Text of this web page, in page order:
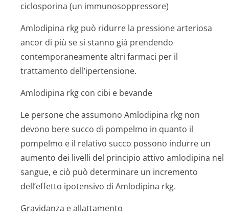
ciclosporina (un immunosoppressore)
Amlodipina rkg può ridurre la pressione arteriosa
ancor di più se si stanno già prendendo
contemporaneamente altri farmaci per il
trattamento dell’ipertensione.
Amlodipina rkg con cibi e bevande
Le persone che assumono Amlodipina rkg non
devono bere succo di pompelmo in quanto il
pompelmo e il relativo succo possono indurre un
aumento dei livelli del principio attivo amlodipina nel
sangue, e ciò può determinare un incremento
dell’effetto ipotensivo di Amlodipina rkg.
Gravidanza e allattamento